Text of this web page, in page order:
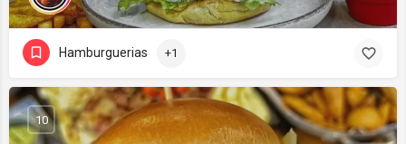
Hamburguerias +1
10